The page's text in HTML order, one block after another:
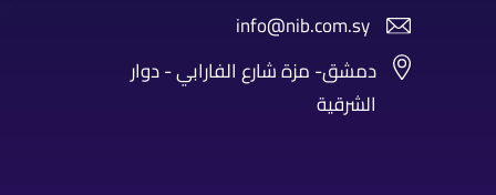
info@nib.com.sy
دمشق- مزة شارع الفارابي - دوار
الشرقية